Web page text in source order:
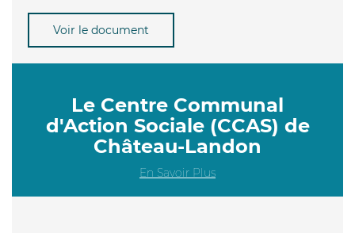
Voir le document
Le Centre Communal
d'Action Sociale (CCAS) de
Château-Landon
En Savoir Plus